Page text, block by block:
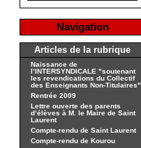
Navigation
Articles de la rubrique
Naissance de
l’INTERSYNDICALE "soutenant
les revendications du Collectif
des Enseignants Non-Titulaires"
Rentrée 2009
Lettre ouverte des parents
d’élèves à M. le Maire de Saint
Laurent
Compte-rendu de Saint Laurent
Compte-rendu de Kourou